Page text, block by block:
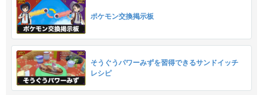
ポケモン交換掲示板
そうぐうパワーみずを習得できるサンドイッチ
レシピ